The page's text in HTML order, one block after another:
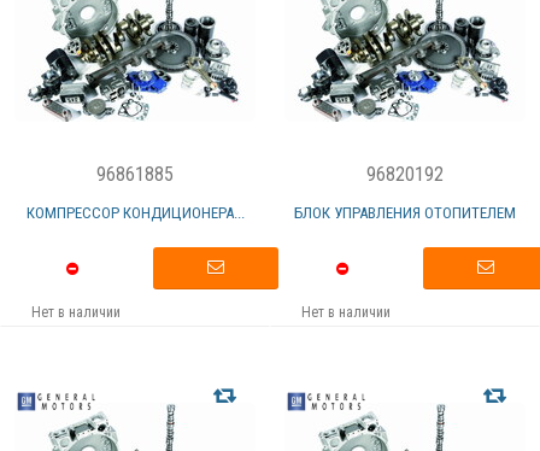
96861885
КОМПРЕССОР КОНДИЦИОНЕРА...
Нет в наличии
96820192
БЛОК УПРАВЛЕНИЯ ОТОПИТЕЛЕМ
Нет в наличии